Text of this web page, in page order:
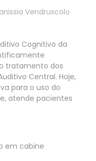
Vendruscolo
Cognitivo da
tratamento dos
Central. Hoje,
para o uso do
atende pacientes